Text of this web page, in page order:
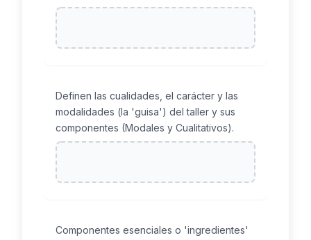
Definen las cualidades, el carácter y las
modalidades (la 'guisa') del taller y sus
componentes (Modales y Cualitativos).
Componentes esenciales o 'ingredientes'